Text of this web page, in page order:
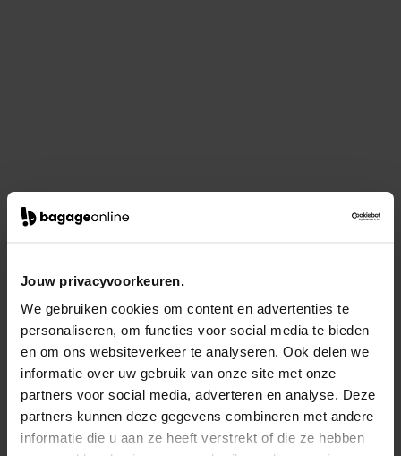
Jouw privacyvoorkeuren.
We gebruiken cookies om content en advertenties te
personaliseren, om functies voor social media te bieden
en om ons websiteverkeer te analyseren. Ook delen we
informatie over uw gebruik van onze site met onze
partners voor social media, adverteren en analyse. Deze
partners kunnen deze gegevens combineren met andere
informatie die u aan ze heeft verstrekt of die ze hebben